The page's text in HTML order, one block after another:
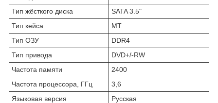
Тип жёсткого диска
SATA 3.5"
Тип кейса
MT
Тип ОЗУ
DDR4
Тип привода
DVD+/-RW
Частота памяти
2400
Частота процессора, ГГц
3,6
Языковая версия
Русская